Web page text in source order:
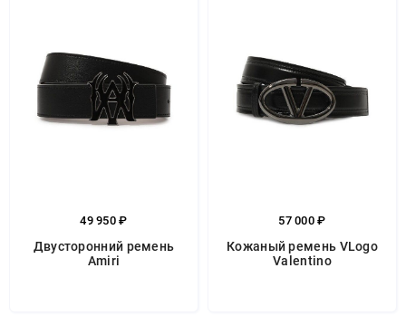
49 950 ₽
Двусторонний ремень
Amiri
57 000 ₽
Кожаный ремень VLogo
Valentino